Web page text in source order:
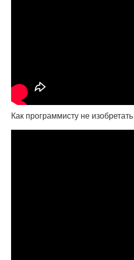
Как программисту не